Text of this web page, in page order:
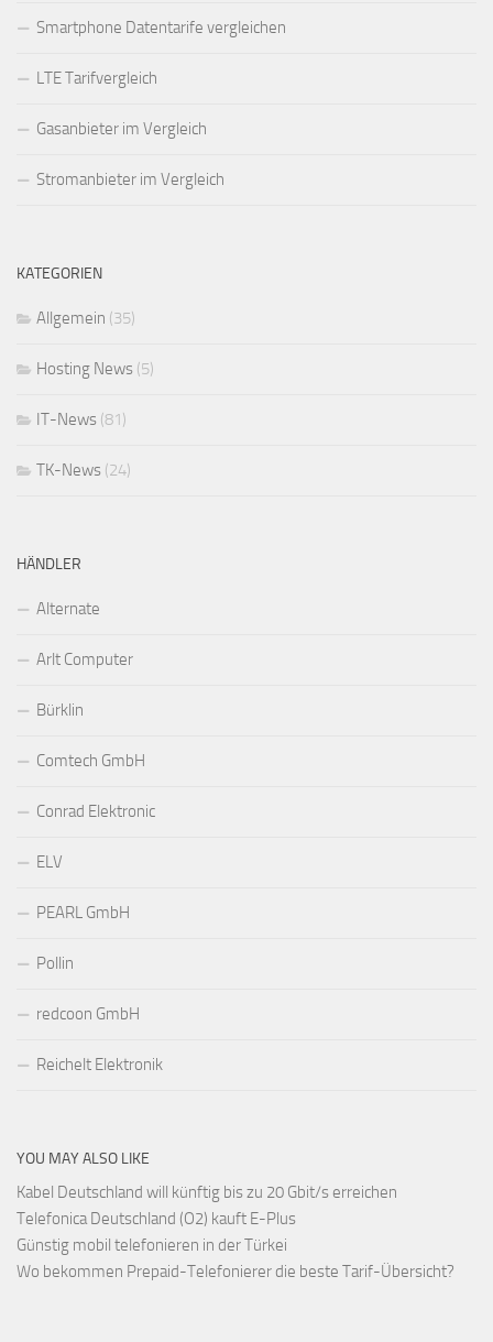
Smartphone Datentarife vergleichen
LTE Tarifvergleich
Gasanbieter im Vergleich
Stromanbieter im Vergleich
KATEGORIEN
Allgemein (35)
Hosting News (5)
IT-News (81)
TK-News (24)
HÄNDLER
Alternate
Arlt Computer
Bürklin
Comtech GmbH
Conrad Elektronic
ELV
PEARL GmbH
Pollin
redcoon GmbH
Reichelt Elektronik
YOU MAY ALSO LIKE
Kabel Deutschland will künftig bis zu 20 Gbit/s erreichen
Telefonica Deutschland (O2) kauft E-Plus
Günstig mobil telefonieren in der Türkei
Wo bekommen Prepaid-Telefonierer die beste Tarif-Übersicht?